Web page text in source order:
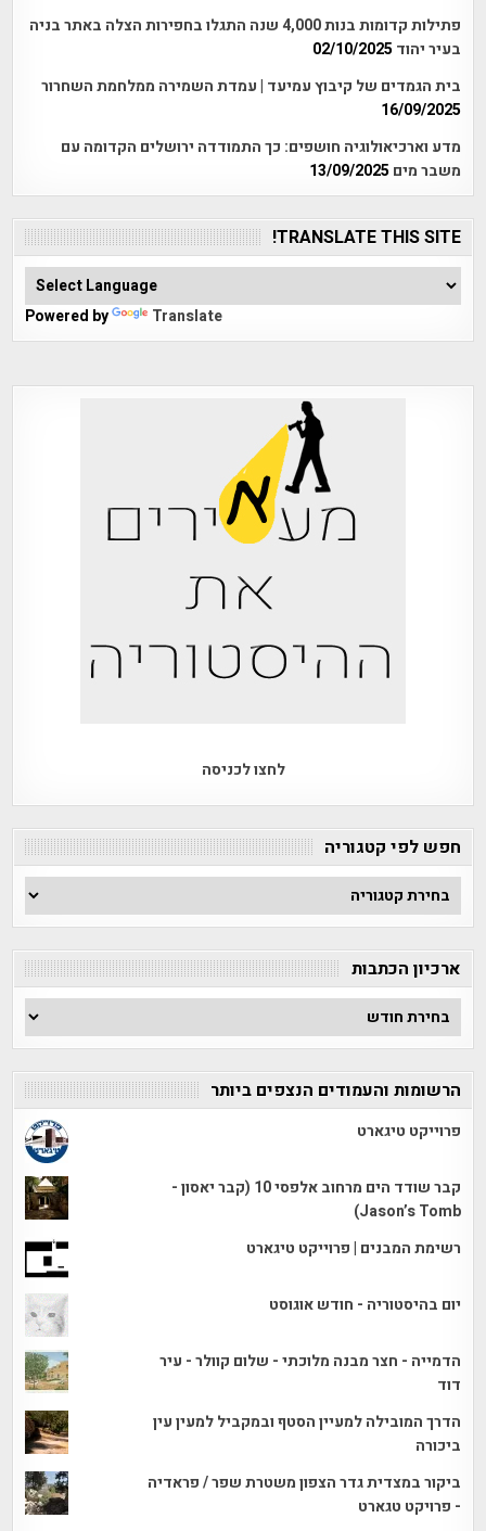
פתילות קדומות בנות 4,000 שנה התגלו בחפירות הצלה באתר בניה
בעיר יהוד 02/10/2025
בית הגמדים של קיבוץ עמיעד | עמדת השמירה ממלחמת השחרור
16/09/2025
מדע וארכיאולוגיה חושפים: כך התמודדה ירושלים הקדומה עם
משבר מים 13/09/2025
TRANSLATE THIS SITE!
Powered by Translate
לחצו לכניסה
חפש לפי קטגוריה
חפש
לפי
ארכיון הכתבות
ארכיון
הכתבות
הרשומות והעמודים הנצפים ביותר
פרוייקט טיגארט
קבר שודד הים מרחוב אלפסי 10 (קבר יאסון -
Jason’s Tomb)
רשימת המבנים | פרוייקט טיגארט
יום בהיסטוריה - חודש אוגוסט
הדמייה - חצר מבנה מלוכתי - שלום קוולר - עיר
דוד
הדרך המובילה למעיין הסטף ובמקביל למעין עין
ביכורה
ביקור במצדית גדר הצפון משטרת שפר / פראדיה
- פרויקט טגארט